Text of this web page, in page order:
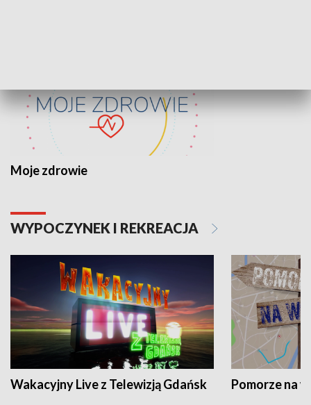
Moje zdrowie
WYPOCZYNEK I REKREACJA
Wakacyjny Live z Telewizją Gdańsk Pomorze na